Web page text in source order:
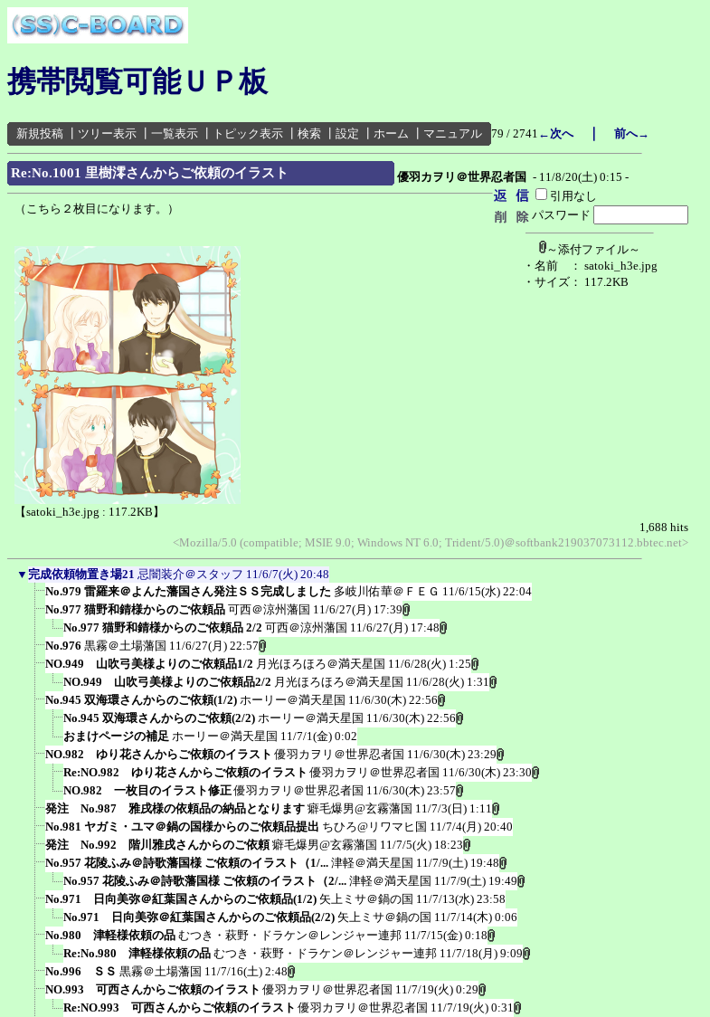
携帯閲覧可能ＵＰ板
新規投稿 ツリー表示 一覧表示 トピック表示 検索 設定 ホーム マニュアル 79 / 2741 ←次へ｜ 前へ→
Re:No.1001 里樹澪さんからご依頼のイラスト 優羽カヲリ＠世界忍者国 - 11/8/20(土) 0:15 -
引用なし
パスワード
～添付ファイル～
・名前
： satoki_h3e.jpg
・サイズ： 117.2KB
（こちら２枚目になります。）
【satoki_h3e.jpg : 117.2KB】
1,688 hits
<Mozilla/5.0 (compatible; MSIE 9.0; Windows NT 6.0; Trident/5.0)＠softbank219037073112.bbtec.net>
▼ 完成依頼物置き場21 忌闇装介＠スタッフ 11/6/7(火) 20:48
No.979 雷羅来＠よんた藩国さん発注ＳＳ完成しました 多岐川佑華＠ＦＥＧ 11/6/15(水) 22:04
No.977 猫野和錆様からのご依頼品 可西＠涼州藩国 11/6/27(月) 17:39
No.977 猫野和錆様からのご依頼品 2/2 可西＠涼州藩国 11/6/27(月) 17:48
No.976 黒霧＠土場藩国 11/6/27(月) 22:57
NO.949 山吹弓美様よりのご依頼品1/2 月光ほろほろ＠満天星国 11/6/28(火) 1:25
NO.949 山吹弓美様よりのご依頼品2/2 月光ほろほろ＠満天星国 11/6/28(火) 1:31
No.945 双海環さんからのご依頼(1/2) ホーリー＠満天星国 11/6/30(木) 22:56
No.945 双海環さんからのご依頼(2/2) ホーリー＠満天星国 11/6/30(木) 22:56
おまけページの補足 ホーリー＠満天星国 11/7/1(金) 0:02
NO.982 ゆり花さんからご依頼のイラスト 優羽カヲリ＠世界忍者国 11/6/30(木) 23:29
Re:NO.982 ゆり花さんからご依頼のイラスト 優羽カヲリ＠世界忍者国 11/6/30(木) 23:30
NO.982 一枚目のイラスト修正 優羽カヲリ＠世界忍者国 11/6/30(木) 23:57
発注 No.987 雅戌様の依頼品の納品となります 癖毛爆男@玄霧藩国 11/7/3(日) 1:11
No.981 ヤガミ・ユマ＠鍋の国様からのご依頼品提出 ちひろ@リワマヒ国 11/7/4(月) 20:40
発注 No.992 階川雅戌さんからのご依頼 癖毛爆男@玄霧藩国 11/7/5(火) 18:23
No.957 花陵ふみ＠詩歌藩国様 ご依頼のイラスト（1/... 津軽＠満天星国 11/7/9(土) 19:48
No.957 花陵ふみ＠詩歌藩国様 ご依頼のイラスト（2/... 津軽＠満天星国 11/7/9(土) 19:49
No.971 日向美弥＠紅葉国さんからのご依頼品(1/2) 矢上ミサ＠鍋の国 11/7/13(水) 23:58
No.971 日向美弥＠紅葉国さんからのご依頼品(2/2) 矢上ミサ＠鍋の国 11/7/14(木) 0:06
No.980 津軽様依頼の品 むつき・萩野・ドラケン＠レンジャー連邦 11/7/15(金) 0:18
Re:No.980 津軽様依頼の品 むつき・萩野・ドラケン＠レンジャー連邦 11/7/18(月) 9:09
No.996 ＳＳ 黒霧＠土場藩国 11/7/16(土) 2:48
NO.993 可西さんからご依頼のイラスト 優羽カヲリ＠世界忍者国 11/7/19(火) 0:29
Re:NO.993 可西さんからご依頼のイラスト 優羽カヲリ＠世界忍者国 11/7/19(火) 0:31